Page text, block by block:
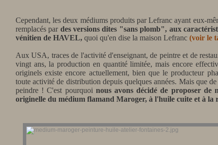
Cependant, les deux médiums produits par Lefranc ayant eux-
remplacés par des versions dites "sans plomb", aux
vénitien de HAVEL, quoi qu'en dise la maison Lefranc (voir le
Aux USA, traces de l'activité d'enseignant, de peintre et de
vingt ans, la production en quantité limitée, mais encore
originels existe encore actuellement, bien que le producteur
toute activité de distribution depuis quelques années. Mais que
peindre ! C'est pourquoi nous avons décidé de proposer de
originelle du médium flamand Maroger, à l'huile cuite et à la